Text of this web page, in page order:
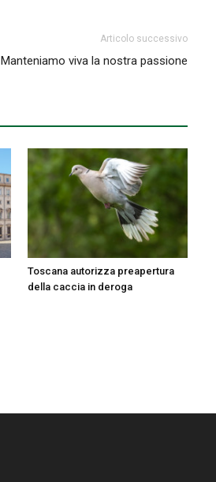
Articolo successivo
Manteniamo viva la nostra passione
Toscana autorizza preapertura
della caccia in deroga